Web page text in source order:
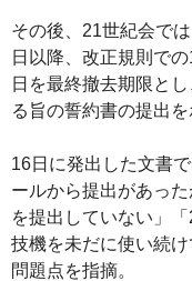
その後、21世紀会で
日以降、改正規則で
日を最終撤去期限と
る旨の誓約書の提出
16日に発出した文書
ールから提出があっ
を提出していない」
技機を未だに使い続
問題点を指摘。